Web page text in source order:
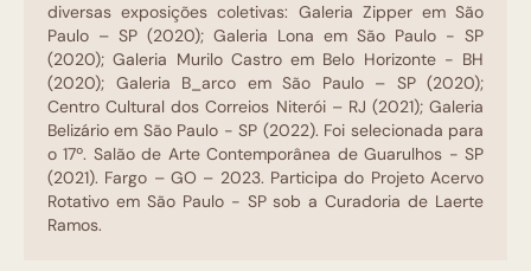
diversas exposições coletivas: Galeria Zipper em São
Paulo – SP (2020); Galeria Lona em São Paulo - SP
(2020); Galeria Murilo Castro em Belo Horizonte - BH
(2020); Galeria B_arco em São Paulo – SP (2020);
Centro Cultural dos Correios Niterói – RJ (2021); Galeria
Belizário em São Paulo - SP (2022). Foi selecionada para
o 17º. Salão de Arte Contemporânea de Guarulhos - SP
(2021). Fargo – GO – 2023. Participa do Projeto Acervo
Rotativo em São Paulo - SP sob a Curadoria de Laerte
Ramos.